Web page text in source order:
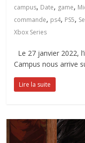
campus, Date, game,
commande, ps4, PS5,
Xbox Series
Le 27 janvier 2022,
Campus nous arrive
Lire la suite